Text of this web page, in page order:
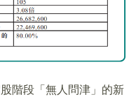
階段「無人問津」的新